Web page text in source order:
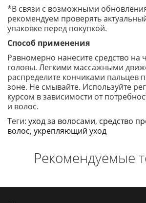
*В связи с возможными
рекомендуем проверять
упаковке перед покупкой.
Способ применения
Равномерно нанесите средство на
головы. Легкими массажными
распределите кончиками пальцев
зоне. Не смывайте. Используйте
курсом в зависимости от
и волос.
Теги: уход за волосами, средство
волос, укрепляющий уход
Рекомендуемые